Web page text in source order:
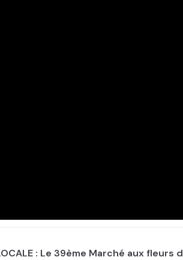
: Le 39ème Marché aux